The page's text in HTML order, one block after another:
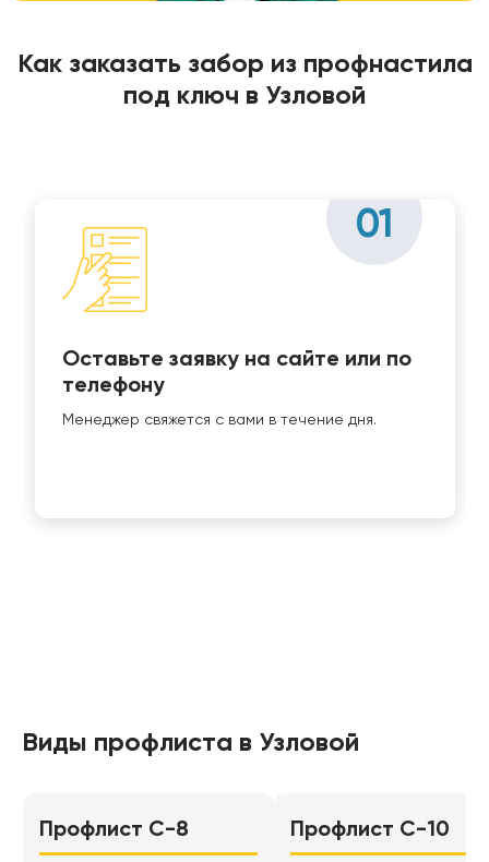
Как заказать забор из профнастила
под ключ в Узловой
01
Оставьте заявку на сайте или по
телефону
Менеджер свяжется с вами в течение дня.
Виды профлиста в Узловой
Профлист С-8 Профлист C-10